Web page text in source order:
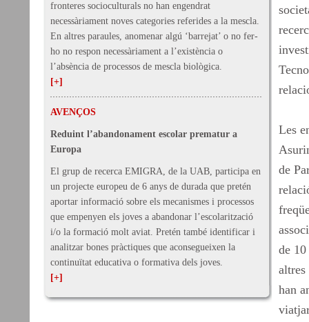
fronteres socioculturals no han engendrat
necessàriament noves categories referides a la mescla.
En altres paraules, anomenar algú ‘barrejat’ o no fer-
ho no respon necessàriament a l’existència o
l’absència de processos de mescla biològica.
[+]
AVENÇOS
Reduint l’abandonament escolar prematur a
Europa
El grup de recerca EMIGRA, de la UAB, participa en
un projecte europeu de 6 anys de durada que pretén
aportar informació sobre els mecanismes i processos
que empenyen els joves a abandonar l’escolarització
i/o la formació molt aviat. Pretén també identificar i
analitzar bones pràctiques que aconsegueixen la
continuïtat educativa o formativa dels joves.
[+]
Les
de
de 10
altres
han